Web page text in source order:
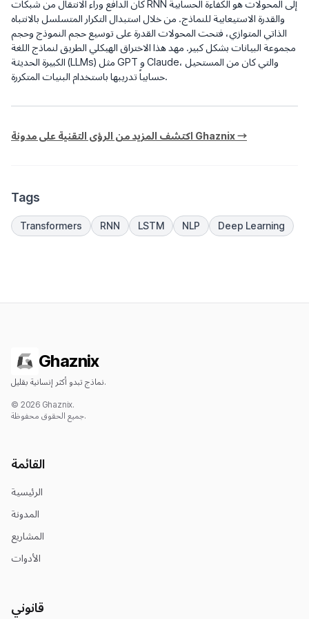
كان الدافع وراء الانتقال من شبكات RNN إلى المحولات هو الكفاءة الحسابية
والقدرة الاستيعابية للنماذج. من خلال استبدال التكرار المتسلسل بالانتباه
الذاتي المتوازي، فتحت المحولات القدرة على توسيع حجم النموذج وحجم
مجموعة البيانات بشكل كبير. مهد هذا الاختراق الهيكلي الطريق لنماذج اللغة
الكبيرة الحديثة (LLMs) مثل GPT و Claude، والتي كان من المستحيل
حسابياً تدريبها باستخدام البنيات المتكررة.
اكتشف المزيد من الرؤى التقنية على مدونة Ghaznix →
Tags
Transformers RNN LSTM NLP Deep Learning
Ghaznix
نماذج تبدو أكثر إنسانية بقليل.
© 2026 Ghaznix.
جميع الحقوق محفوظة.
القائمة
الرئيسية
المدونة
المشاريع
الأدوات
قانوني